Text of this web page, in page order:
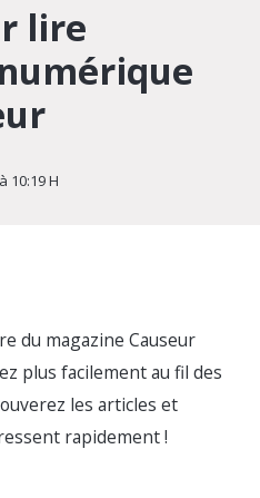
lire
10:19 H
du magazine Causeur
plus facilement au fil des
les articles et
rapidement !